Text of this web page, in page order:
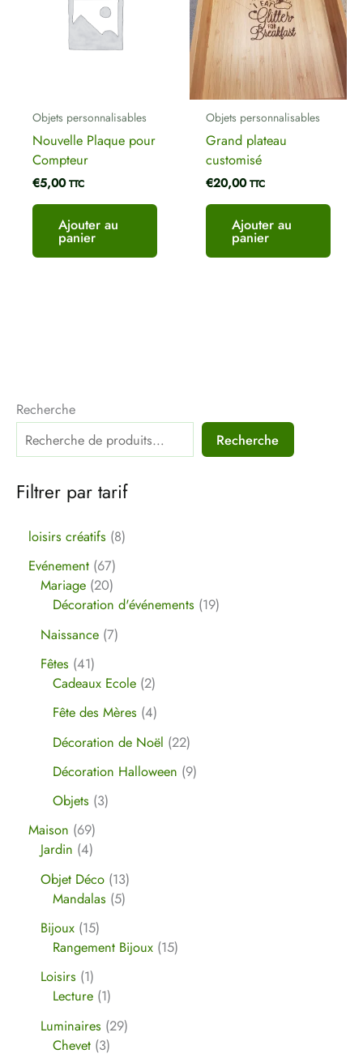
Recherche
Recherche
Filtrer par tarif
loisirs créatifs 8
Evénement 67
Mariage 20
Décoration d'événements 19
Naissance 7
Fêtes 41
Cadeaux Ecole 2
Fête des Mères 4
Décoration de Noël 22
Décoration Halloween 9
Objets 3
Maison 69
Jardin 4
Objet Déco 13
Mandalas 5
Bijoux 15
Rangement Bijoux 15
Loisirs 1
Lecture 1
Luminaires 29
Chevet 3
Objets personnalisables
Nouvelle Plaque pour
Compteur
€5,00 TTC
Ajouter au
panier
Objets personnalisables
Grand plateau
customisé
€20,00 TTC
Ajouter au
panier